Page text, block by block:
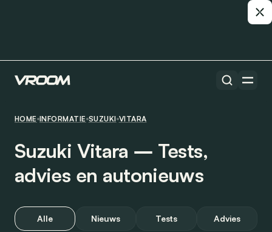
HOME INFORMATIE SUZUKI VITARA
Suzuki Vitara ― Tests,
advies en autonieuws
Alle Nieuws Tests Advies